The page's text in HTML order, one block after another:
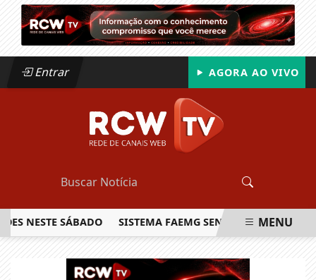
Entrar AGORA AO VIVO
SÁBADO SISTEMA FAEMG SENAR LANÇA O PRIMEIRO
MENU